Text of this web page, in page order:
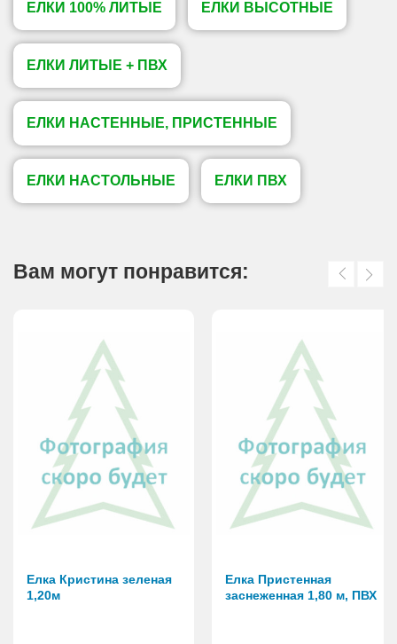
ЕЛКИ 100% ЛИТЫЕ ЕЛКИ ВЫСОТНЫЕ
ЕЛКИ ЛИТЫЕ + ПВХ
ЕЛКИ НАСТЕННЫЕ, ПРИСТЕННЫЕ
ЕЛКИ НАСТОЛЬНЫЕ ЕЛКИ ПВХ
Вам могут понравится:
Елка Кристина зеленая
1,20м
Елка Пристенная
заснеженная 1,80 м, ПВХ